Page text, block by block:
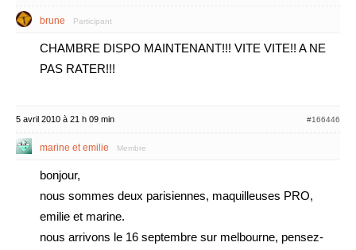
brune Participant
CHAMBRE DISPO MAINTENANT!!! VITE VITE!! A NE
PAS RATER!!!
5 avril 2010 à 21 h 09 min #166446
marine et emilie Membre
bonjour,
nous sommes deux parisiennes, maquilleuses PRO,
emilie et marine.
nous arrivons le 16 septembre sur melbourne, pensez-